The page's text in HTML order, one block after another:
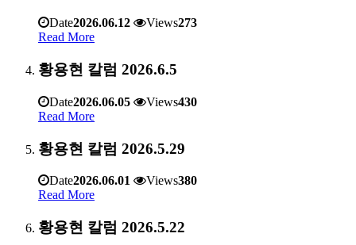
Date2026.06.12 Views273
Read More
황용현 칼럼 2026.6.5
Date2026.06.05 Views430
Read More
황용현 칼럼 2026.5.29
Date2026.06.01 Views380
Read More
황용현 칼럼 2026.5.22